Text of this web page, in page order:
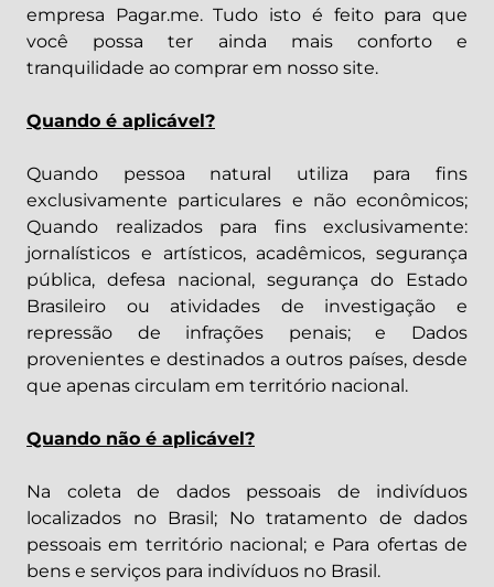
empresa Pagar.me. Tudo isto é feito para que
você possa ter ainda mais conforto e
tranquilidade ao comprar em nosso site.
Quando é aplicável?
Quando pessoa natural utiliza para fins
exclusivamente particulares e não econômicos;
Quando realizados para fins exclusivamente:
jornalísticos e artísticos, acadêmicos, segurança
pública, defesa nacional, segurança do Estado
Brasileiro ou atividades de investigação e
repressão de infrações penais; e Dados
provenientes e destinados a outros países, desde
que apenas circulam em território nacional.
Quando não é aplicável?
Na coleta de dados pessoais de indivíduos
localizados no Brasil; No tratamento de dados
pessoais em território nacional; e Para ofertas de
bens e serviços para indivíduos no Brasil.